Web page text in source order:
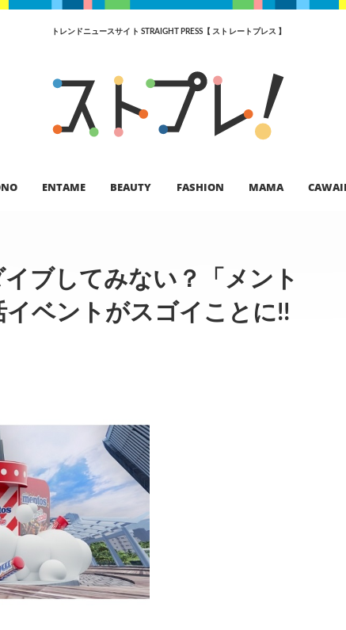
トレンドニュースサイト STRAIGHT PRESS【 ストレートプレス 】
ENTAME BEAUTY FASHION MAMA
ブしてみない？「メント
ベントがスゴイことに!!